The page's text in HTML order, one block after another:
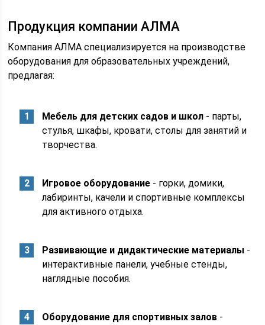
Продукция компании АЛМА
Компания АЛМА специализируется на производстве
оборудования для образовательных учреждений,
предлагая:
Мебель для детских садов и школ - парты,
стулья, шкафы, кровати, столы для занятий и
творчества.
Игровое оборудование - горки, домики,
лабиринты, качели и спортивные комплексы
для активного отдыха.
Развивающие и дидактические материалы -
интерактивные панели, учебные стенды,
наглядные пособия.
Оборудование для спортивных залов -